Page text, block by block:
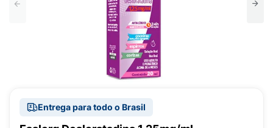
Entrega para todo o Brasil